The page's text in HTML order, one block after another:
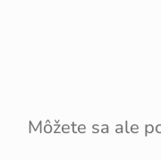
Môžete sa ale